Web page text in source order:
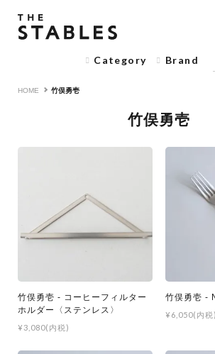
Category Brand
HOME 竹俣勇壱
竹俣勇壱
竹俣勇壱 - コーヒーフィルター
ホルダー〈ステンレス〉
¥3,080(内税)
竹俣勇壱 -
¥6,050(内税)